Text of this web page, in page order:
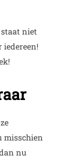
niet
iedereen!
misschien
nu